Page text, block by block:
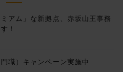
アム」な新拠点、赤坂山王事務
！
職）キャンペーン実施中